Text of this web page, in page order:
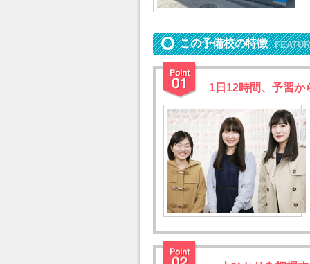
この予備校の特徴
1日12時間、予習か